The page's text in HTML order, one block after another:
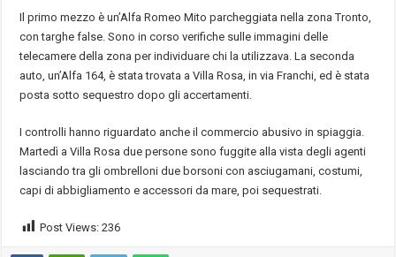
Il primo mezzo è un’Alfa Romeo Mito parcheggiata nella zona Tronto,
con targhe false. Sono in corso verifiche sulle immagini delle
telecamere della zona per individuare chi la utilizzava. La seconda
auto, un’Alfa 164, è stata trovata a Villa Rosa, in via Franchi, ed è stata
posta sotto sequestro dopo gli accertamenti.
I controlli hanno riguardato anche il commercio abusivo in spiaggia.
Martedì a Villa Rosa due persone sono fuggite alla vista degli agenti
lasciando tra gli ombrelloni due borsoni con asciugamani, costumi,
capi di abbigliamento e accessori da mare, poi sequestrati.
Post Views: 236